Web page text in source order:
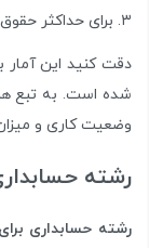
۳. برای حداکثر حقوق تعریف شده ۲۰۰۰۰۰۰۰ تومان
شده است. به تبع
وضعیت کاری و
رشته
رشته حسابداری